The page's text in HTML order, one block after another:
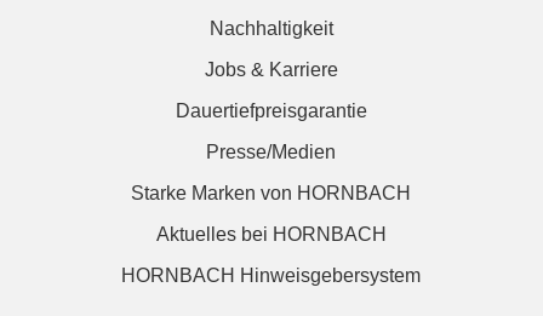
Nachhaltigkeit
Jobs & Karriere
Dauertiefpreisgarantie
Presse/Medien
Starke Marken von HORNBACH
Aktuelles bei HORNBACH
HORNBACH Hinweisgebersystem